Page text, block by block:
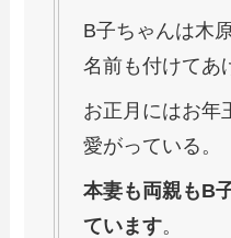
B子ちゃんは木
名前も付けてあ
お正月にはお年
愛がっている。
本妻も両親もB
ています。